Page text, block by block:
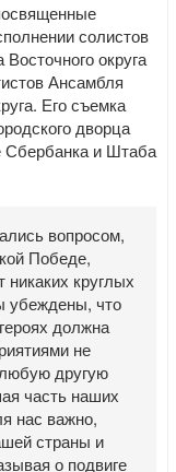
солистов
округа
Ансамбля
Его съемка
дворца
Сбербанка и Штаба
вопросом,
Победе,
никаких круглых
убеждены, что
должна
не
другую
часть наших
нас важно,
страны и
о подвиге